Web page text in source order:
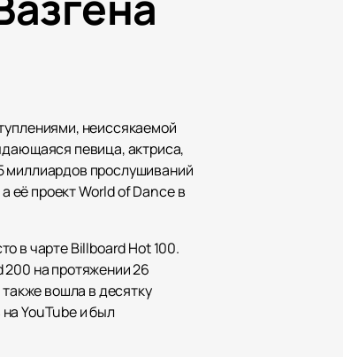
неиссякаемой
певица, актриса,
миллиардов прослушиваний
её проект World of Dance в
в чарте Billboard Hot 100.
200 на протяжении 26
вошла в десятку
YouTube и был